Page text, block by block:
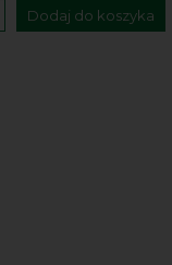
Dodaj do koszyka